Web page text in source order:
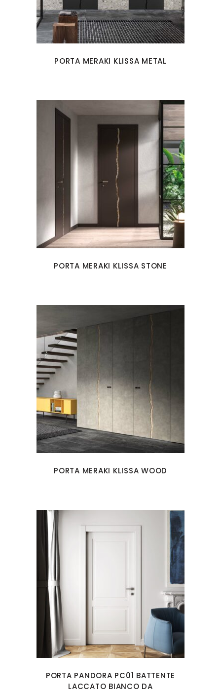
PORTA MERAKI KLISSA METAL
PORTA MERAKI KLISSA STONE
PORTA MERAKI KLISSA WOOD
PORTA PANDORA PC01 BATTENTE
LACCATO BIANCO DA